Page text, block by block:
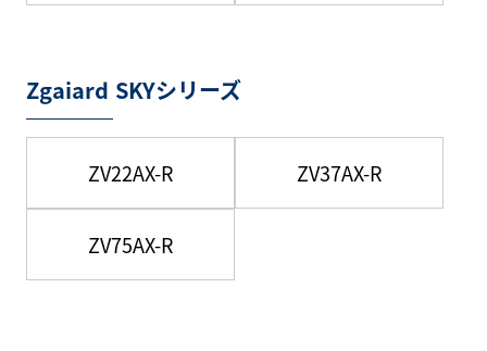
Zgaiard SKYシリーズ
ZV22AX-R ZV37AX-R
ZV75AX-R